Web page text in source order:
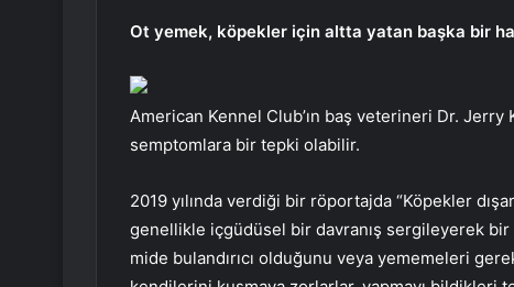
Ot yemek, köpekler için altta yatan başka bir
American Kennel Club’ın baş veterineri Dr. Jerry
semptomlara bir tepki olabilir.
2019 yılında verdiği bir röportajda “Köpekler
genellikle içgüdüsel bir davranış sergileyerek
mide bulandırıcı olduğunu veya yememeleri